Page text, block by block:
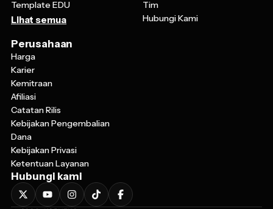
Lihat semua
Hubungi Kami
Harga
Karier
Kemitraan
Afiliasi
Catatan Rilis
Kebijakan Pengembalian
Dana
Kebijakan Privasi
Ketentuan Layanan
Hubungi kami
©2026 KAPWING